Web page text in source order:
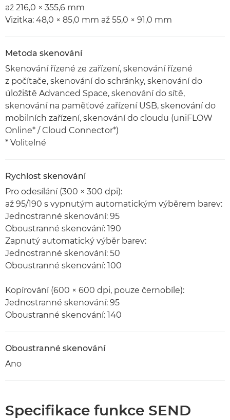
až 216,0 × 355,6 mm
Vizitka: 48,0 × 85,0 mm až 55,0 × 91,0 mm
Metoda skenování
Skenování řízené ze zařízení, skenování řízené
z počítače, skenování do schránky, skenování do
úložiště Advanced Space, skenování do sítě,
skenování na paměťové zařízení USB, skenování do
mobilních zařízení, skenování do cloudu (uniFLOW
Online* / Cloud Connector*)
* Volitelné
Rychlost skenování
Pro odesílání (300 × 300 dpi):
až 95/190 s vypnutým automatickým výběrem barev:
Jednostranné skenování: 95
Oboustranné skenování: 190
Zapnutý automatický výběr barev:
Jednostranné skenování: 50
Oboustranné skenování: 100
Kopírování (600 × 600 dpi, pouze černobíle):
Jednostranné skenování: 95
Oboustranné skenování: 140
Oboustranné skenování
Ano
Specifikace funkce SEND